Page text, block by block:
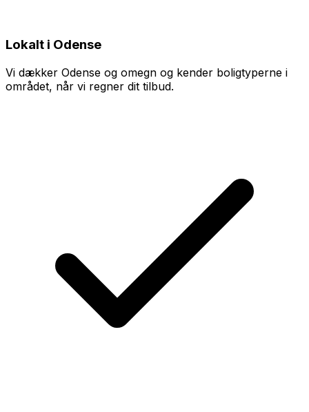
Lokalt i Odense
Vi dækker Odense og omegn og kender boligtyperne i
området, når vi regner dit tilbud.